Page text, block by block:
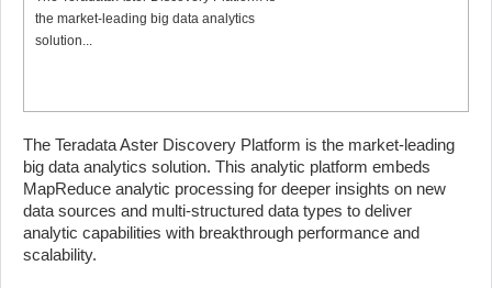
the market-leading big data analytics
solution...
The Teradata Aster Discovery Platform is the market-leading
big data analytics solution. This analytic platform embeds
MapReduce analytic processing for deeper insights on new
data sources and multi-structured data types to deliver
analytic capabilities with breakthrough performance and
scalability.